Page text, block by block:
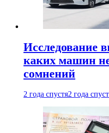
Исследование
каких машин
сомнений
2 года спустя2 года